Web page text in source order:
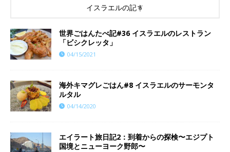
イスラエルの記事
世界ごはんたべ記#36 イスラエルのレストラン
「ビシクレッタ」
04/15/2021
海外キマグレごはん#8 イスラエルのサーモンタ
ルタル
04/14/2020
エイラート旅日記2：到着からの探検〜エジプト
国境とニューヨーク野郎〜